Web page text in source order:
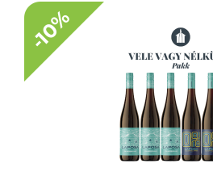
-10%